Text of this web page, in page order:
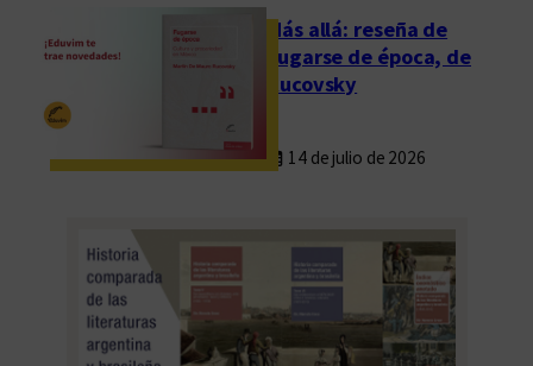
e
Más allá: reseña de
Fugarse de época, de
Rucovsky
14 de julio de 2026